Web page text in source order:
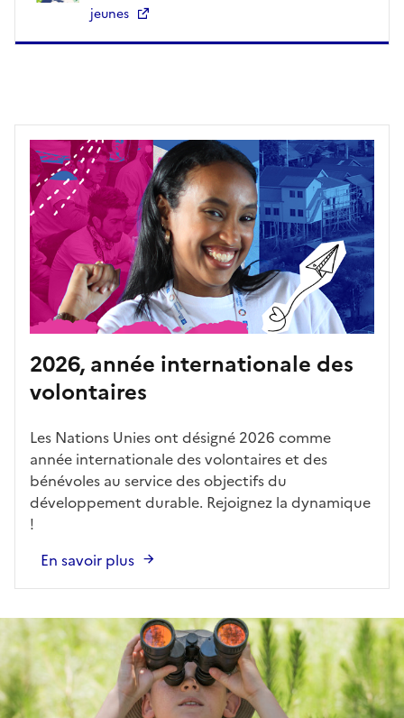
jeunes
2026, année internationale des
volontaires
Les Nations Unies ont désigné 2026 comme
année internationale des volontaires et des
bénévoles au service des objectifs du
développement durable. Rejoignez la dynamique
!
En savoir plus